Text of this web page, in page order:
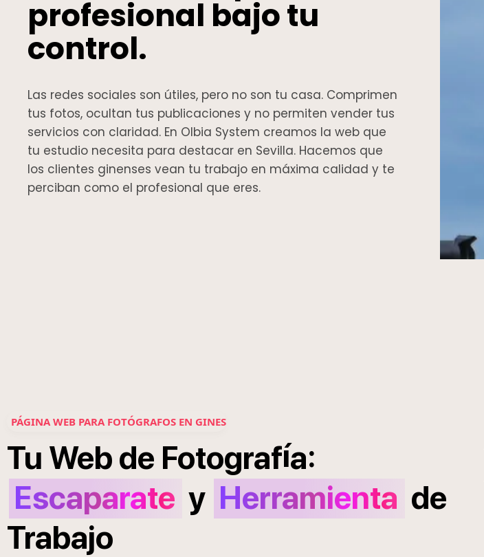
profesional bajo tu
control.
Las redes sociales son útiles, pero no son tu casa. Comprimen
tus fotos, ocultan tus publicaciones y no permiten vender tus
servicios con claridad. En Olbia System creamos la web que
tu estudio necesita para destacar en Sevilla. Hacemos que
los clientes ginenses vean tu trabajo en máxima calidad y te
perciban como el profesional que eres.
PÁGINA WEB PARA FOTÓGRAFOS EN GINES
Tu Web de Fotografía:
Escaparate y Herramienta de
Trabajo